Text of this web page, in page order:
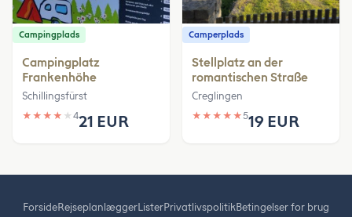
Campingplads
Campingplatz
Frankenhöhe
Schillingsfürst
★ ★ ★ ★ ★ 421 EUR
Camperplads
Stellplatz an der
romantischen Straße
Creglingen
★ ★ ★ ★ ★519 EUR
ForsideRejseplanlæggerListerPrivatlivspolitikBetingelser for brug